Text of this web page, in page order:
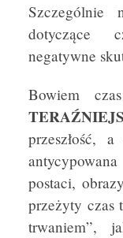
Szczególnie
dotyczące
negatywne
Bowiem
przeszłość,
postaci,
przeżyty czas
trwaniem”,